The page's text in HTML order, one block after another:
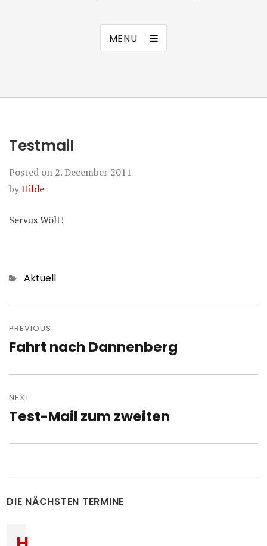
MENU
Testmail
Posted on 2. December 2011
byHilde
Servus Wölt!
Categories
Aktuell
navigation
PREVIOUS
Previous
Fahrt nach Dannenberg
NEXT
Next
Test-Mail zum zweiten
DIE NÄCHSTEN TERMINE